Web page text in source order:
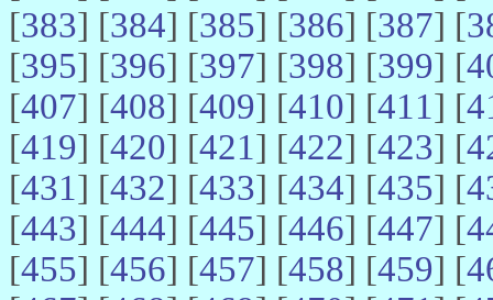
[383] [384] [385] [386] [387] [
[395] [396] [397] [398] [399] [
[407] [408] [409] [410] [411] [
[419] [420] [421] [422] [423] [
[431] [432] [433] [434] [435] [
[443] [444] [445] [446] [447] [
[455] [456] [457] [458] [459] [